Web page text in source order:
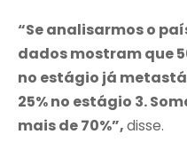
“Se analisarmos o
dados mostram que
no estágio já
25% no estágio 3.
mais de 70%”,disse.